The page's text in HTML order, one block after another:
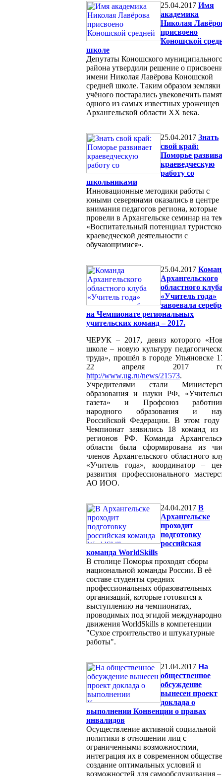
25.04.2017 Имя
академика
Николая
присвоено
Коношской
школе
Депутаты Коношского
района утвердили решение о
имени Николая Лавёрова Коношской
средней школе. Таким образом земляки
учёного постарались увековечить
одного из самых известных уроженцев
Архангельской области ХХ века.
25.04.2017 Знать
свой край:
Поморье
краеведческую
работу со
школьниками
Инновационные методики работы с
юными северянами оказались в центре
внимания педагогов региона, которые
провели в Архангельске семинар на
«Воспитательный потенциал
краеведческой деятельности с
обучающимися».
25.04.2017
Архангельского
областного
«Учитель года»
завоевала
на Чемпионате региональных
учительских команд – 2017.
ЧЕРУК – 2017, девиз которого
школе – новую культуру
труда», прошёл в городе Ульяновске
22 апреля 2017
http://www.ug.ru/news/21573.
Учредителями стали
образования и науки РФ,
газета» и Профсоюз
народного образования и
Российской Федерации. В этом году
Чемпионат заявились 18 команд из
регионов РФ. Команда
области была сформирована из
членов Архангельского областного
«Учитель года», координатор –
развития профессионального
АО ИОО.
24.04.2017 В
Архангельске
проходит
подготовку
российская
команда WorldSkills
В столице Поморья проходят сборы
национальной команды России. В её
составе студенты средних
профессиональных образовательных
организаций, которые готовятся к
выступлению на чемпионатах,
проводимых под эгидой
движения WorldSkills в компетенции
"Сухое строительство и штукатурные
работы".
21.04.2017 На
общественное
обсуждение
вынесен проект
доклада о
выполнении Конвенции о правах
инвалидов
Осуществление активной социальной
политики в отношении лиц с
ограниченными возможностями,
интеграция их в современном
создание оптимальных условий и
возможностей для самообслуживания –